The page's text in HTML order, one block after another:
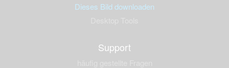
Dieses Bild downloaden
Support